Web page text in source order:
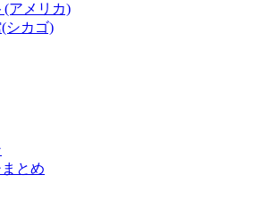
アメリカ)
シカゴ)
とめ